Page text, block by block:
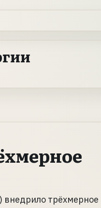
трёхмерное